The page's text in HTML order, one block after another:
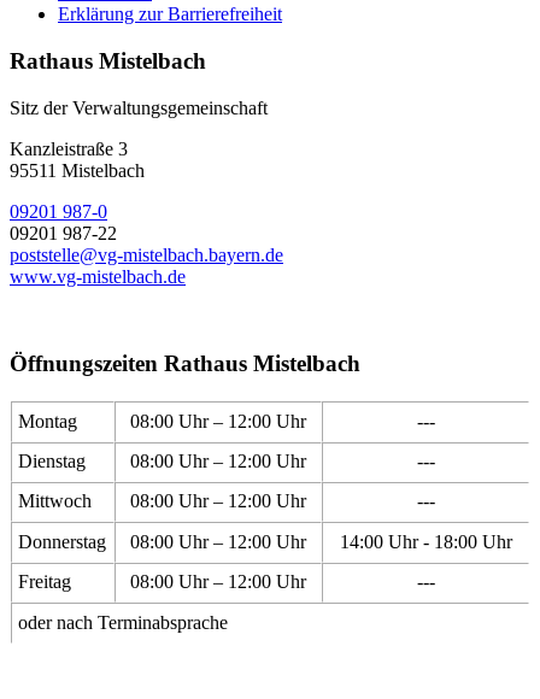
Erklärung zur Barrierefreiheit
Rathaus Mistelbach
Sitz der Verwaltungsgemeinschaft
Kanzleistraße 3
95511 Mistelbach
09201 987-0
09201 987-22
poststelle@vg-mistelbach.bayern.de
www.vg-mistelbach.de
Öffnungszeiten Rathaus Mistelbach
Montag 08:00 Uhr – 12:00 Uhr
---
Dienstag
08:00 Uhr – 12:00 Uhr
---
Mittwoch
08:00 Uhr – 12:00 Uhr
---
Donnerstag
08:00 Uhr – 12:00 Uhr
14:00 Uhr - 18:00 Uhr
Freitag
08:00 Uhr – 12:00 Uhr
---
oder nach Terminabsprache